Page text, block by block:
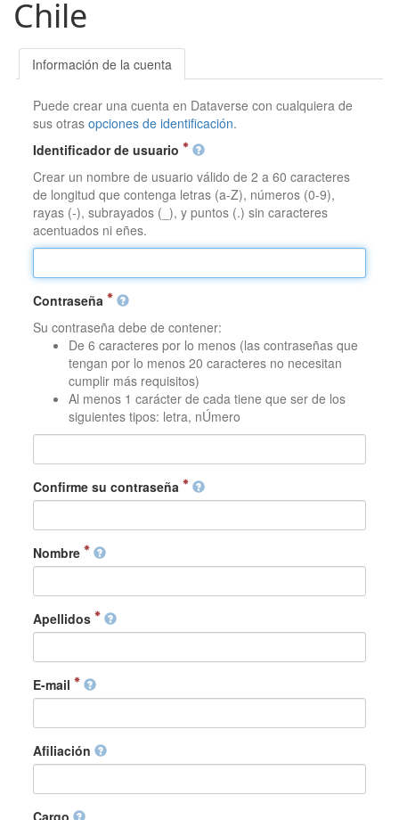
Chile
Información de la cuenta
Puede crear una cuenta en Dataverse con cualquiera de
sus otrasopciones de identificación.
Identificador de usuario
Crear un nombre de usuario válido de 2 a 60 caracteres
de longitud que contenga letras (a-Z), números (0-9),
rayas (-), subrayados (_), y puntos (.) sin caracteres
acentuados ni eñes.
Contraseña
Su contraseña debe de contener:
De 6 caracteres por lo menos (las contraseñas que
tengan por lo menos 20 caracteres no necesitan
cumplir más requisitos)
Al menos 1 carácter de cada tiene que ser de los
siguientes tipos: letra, nÚmero
Confirme su contraseña
Nombre
Apellidos
E-mail
Afiliación
Cargo